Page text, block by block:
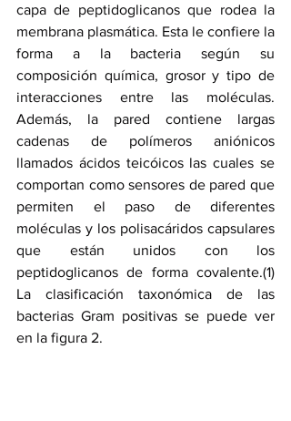
capa de peptidoglicanos que rodea la
membrana plasmática. Esta le confiere la
forma a la bacteria según su
composición química, grosor y tipo de
interacciones entre las moléculas.
Además, la pared contiene largas
cadenas de polímeros aniónicos
llamados ácidos teicóicos las cuales se
comportan como sensores de pared que
permiten el paso de diferentes
moléculas y los polisacáridos capsulares
que están unidos con los
peptidoglicanos de forma covalente.(1)
La clasificación taxonómica de las
bacterias Gram positivas se puede ver
en la figura 2.